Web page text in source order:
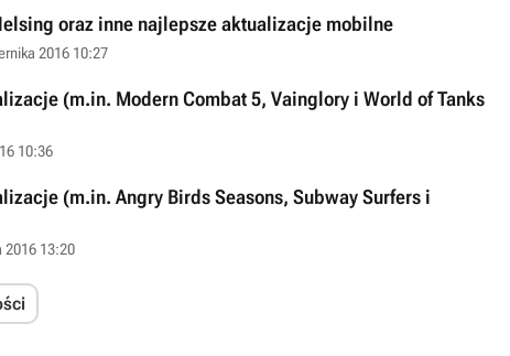
oraz inne najlepsze aktualizacje mobilne
2016 10:27
(m.in. Modern Combat 5, Vainglory i World of Tanks
10:36
(m.in. Angry Birds Seasons, Subway Surfers i
2016 13:20